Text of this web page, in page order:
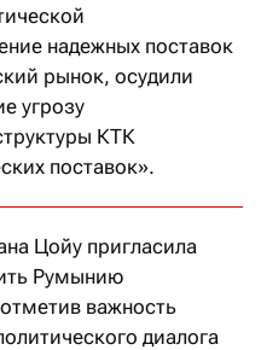
надежных поставок
рынок, осудили
угрозу
КТК
поставок».
Цойу пригласила
Румынию
важность
диалога